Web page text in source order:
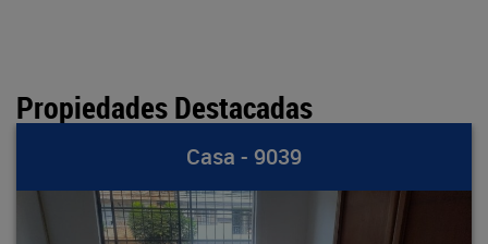
Propiedades Destacadas